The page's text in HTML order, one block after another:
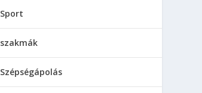
Sport
szakmák
Szépségápolás